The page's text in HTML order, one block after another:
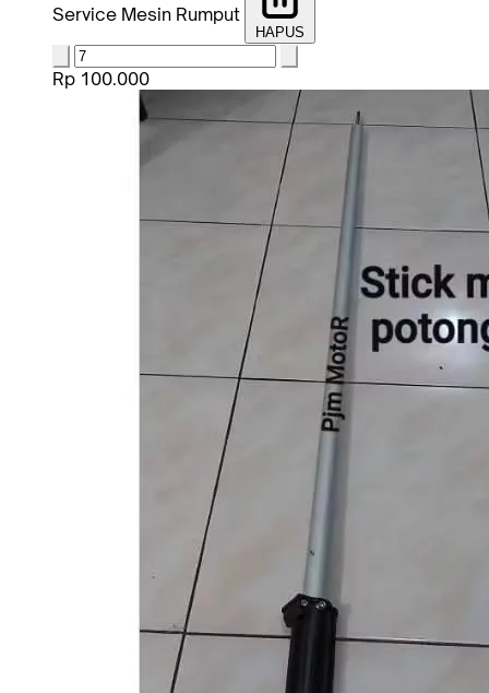
Service Mesin Rumput
HAPUS
Rp 100.000